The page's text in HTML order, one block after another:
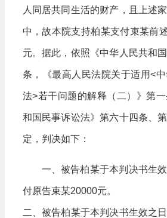
人同居共同生活的财产，且上述
中，故本院支持柏某支付束某前
元。据此，依照《中华人民共和
条，《最高人民法院关于适用<
法>若干问题的解释（二）》第
和国民事诉讼法》第六十四条、
定，判决如下：
一、被告柏某于本判决书生
付原告束某20000元。
二、被告柏某于本判决书生效之